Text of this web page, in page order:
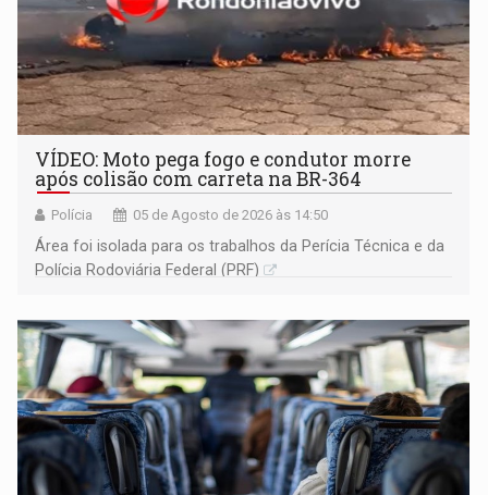
VÍDEO: Moto pega fogo e condutor morre
após colisão com carreta na BR-364
Polícia 05 de Agosto de 2026 às 14:50
Área foi isolada para os trabalhos da Perícia Técnica e da
Polícia Rodoviária Federal (PRF)